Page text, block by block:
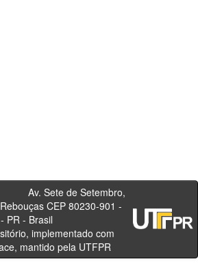
de Setembro,
CEP 80230-901 -
- PR - Brasil
implementado com
mantido pela UTFPR